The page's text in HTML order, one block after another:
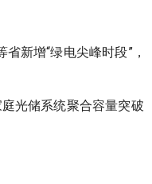
新增“绿电尖峰时段”，
光储系统聚合容量突破